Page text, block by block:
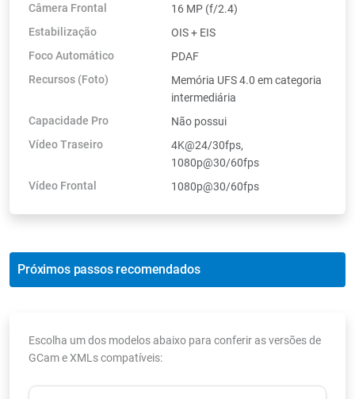
Câmera Frontal
16 MP (f/2.4)
Estabilização
OIS + EIS
Foco Automático
PDAF
Recursos (Foto)
Memória UFS 4.0 em categoria
intermediária
Capacidade Pro
Não possui
Vídeo Traseiro
4K@24/30fps,
1080p@30/60fps
Vídeo Frontal
1080p@30/60fps
Próximos passos recomendados
Escolha um dos modelos abaixo para conferir as versões de
GCam e XMLs compatíveis: